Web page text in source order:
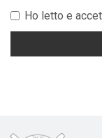
Ho letto e